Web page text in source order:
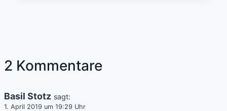
2 Kommentare
Basil Stotz sagt:
1. April 2019 um 19:29 Uhr